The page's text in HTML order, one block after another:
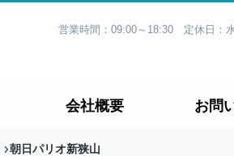
営業時間：09:00～18:30 定休日：
会社概要 お問
朝日パリオ新狭山